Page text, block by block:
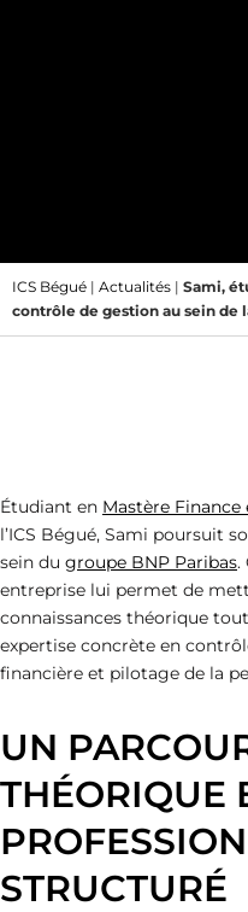
ICS Bégué | Actualités | Sami,
contrôle de gestion au sein de
Étudiant en Mastère
l’ICS Bégué, Sami poursuit
sein du groupe BNP Paribas.
entreprise lui permet de
connaissances théorique
expertise concrète en
financière et pilotage de la
UN
THÉORIQUE
STRUCTURÉ